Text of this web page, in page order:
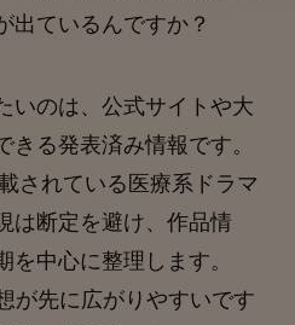
出ているんですか？
いのは、公式サイトや大
る発表済み情報です。
されている医療系ドラマ
は断定を避け、作品情
中心に整理します。
が先に広がりやすいです